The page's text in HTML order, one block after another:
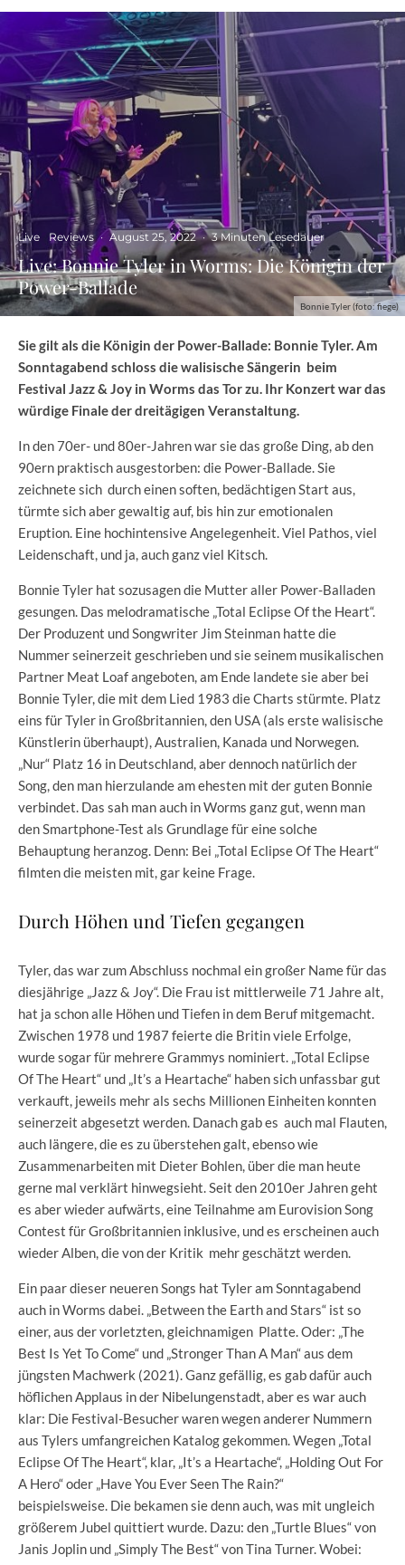
Bonnie Tyler (foto: fiege)
Live Reviews · August 25, 2022 · 3 Minuten Lesedauer
Live: Bonnie Tyler in Worms: Die Königin der
Power-Ballade
Sie gilt als die Königin der Power-Ballade: Bonnie Tyler. Am
Sonntagabend schloss die walisische Sängerin beim
Festival Jazz & Joy in Worms das Tor zu. Ihr Konzert war das
würdige Finale der dreitägigen Veranstaltung.
In den 70er- und 80er-Jahren war sie das große Ding, ab den
90ern praktisch ausgestorben: die Power-Ballade. Sie
zeichnete sich durch einen soften, bedächtigen Start aus,
türmte sich aber gewaltig auf, bis hin zur emotionalen
Eruption. Eine hochintensive Angelegenheit. Viel Pathos, viel
Leidenschaft, und ja, auch ganz viel Kitsch.
Bonnie Tyler hat sozusagen die Mutter aller Power-Balladen
gesungen. Das melodramatische „Total Eclipse Of the Heart“.
Der Produzent und Songwriter Jim Steinman hatte die
Nummer seinerzeit geschrieben und sie seinem musikalischen
Partner Meat Loaf angeboten, am Ende landete sie aber bei
Bonnie Tyler, die mit dem Lied 1983 die Charts stürmte. Platz
eins für Tyler in Großbritannien, den USA (als erste walisische
Künstlerin überhaupt), Australien, Kanada und Norwegen.
„Nur“ Platz 16 in Deutschland, aber dennoch natürlich der
Song, den man hierzulande am ehesten mit der guten Bonnie
verbindet. Das sah man auch in Worms ganz gut, wenn man
den Smartphone-Test als Grundlage für eine solche
Behauptung heranzog. Denn: Bei „Total Eclipse Of The Heart“
filmten die meisten mit, gar keine Frage.
Durch Höhen und Tiefen gegangen
Tyler, das war zum Abschluss nochmal ein großer Name für das
diesjährige „Jazz & Joy“. Die Frau ist mittlerweile 71 Jahre alt,
hat ja schon alle Höhen und Tiefen in dem Beruf mitgemacht.
Zwischen 1978 und 1987 feierte die Britin viele Erfolge,
wurde sogar für mehrere Grammys nominiert. „Total Eclipse
Of The Heart“ und „It’s a Heartache“ haben sich unfassbar gut
verkauft, jeweils mehr als sechs Millionen Einheiten konnten
seinerzeit abgesetzt werden. Danach gab es auch mal Flauten,
auch längere, die es zu überstehen galt, ebenso wie
Zusammenarbeiten mit Dieter Bohlen, über die man heute
gerne mal verklärt hinwegsieht. Seit den 2010er Jahren geht
es aber wieder aufwärts, eine Teilnahme am Eurovision Song
Contest für Großbritannien inklusive, und es erscheinen auch
wieder Alben, die von der Kritik mehr geschätzt werden.
Ein paar dieser neueren Songs hat Tyler am Sonntagabend
auch in Worms dabei. „Between the Earth and Stars“ ist so
einer, aus der vorletzten, gleichnamigen Platte. Oder: „The
Best Is Yet To Come“ und „Stronger Than A Man“ aus dem
jüngsten Machwerk (2021). Ganz gefällig, es gab dafür auch
höflichen Applaus in der Nibelungenstadt, aber es war auch
klar: Die Festival-Besucher waren wegen anderer Nummern
aus Tylers umfangreichen Katalog gekommen. Wegen „Total
Eclipse Of The Heart“, klar, „It’s a Heartache“, „Holding Out For
A Hero“ oder „Have You Ever Seen The Rain?“
beispielsweise. Die bekamen sie denn auch, was mit ungleich
größerem Jubel quittiert wurde. Dazu: den „Turtle Blues“ von
Janis Joplin und „Simply The Best“ von Tina Turner. Wobei: